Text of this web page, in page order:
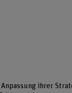
ihrer